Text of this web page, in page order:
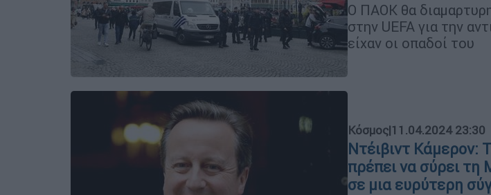
Ο ΠΑΟΚ θα
στην UEFA για την
είχαν οι οπαδοί του
Κόσμος|11.04.2024 23:30
Ντέιβιντ Κάμερον:
πρέπει να σύρει
σε μια ευρύτερη